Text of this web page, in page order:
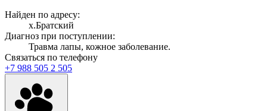
Найден по адресу:
х.Братский
Диагноз при поступлении:
Травма лапы, кожное заболевание.
Связаться по телефону
+7 988 505 2 505